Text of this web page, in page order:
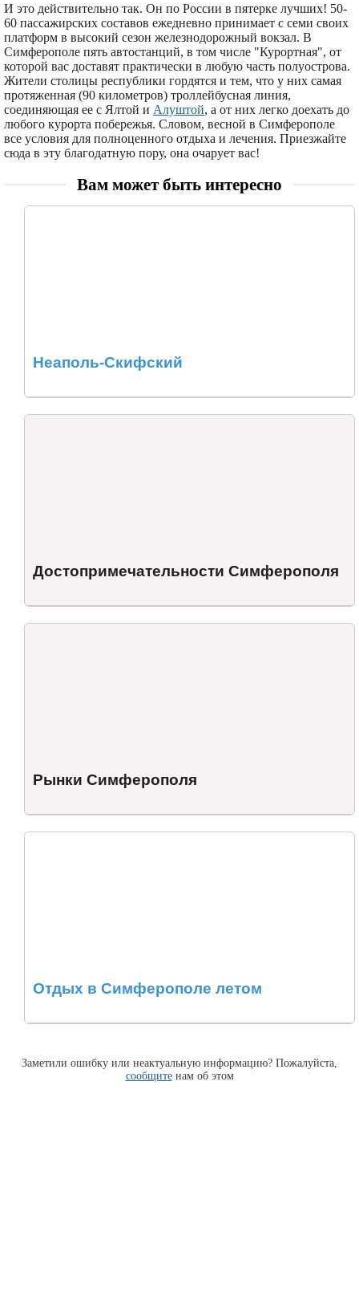
И это действительно так. Он по России в пятерке лучших! 50-
60 пассажирских составов ежедневно принимает с семи своих
платформ в высокий сезон железнодорожный вокзал. В
Симферополе пять автостанций, в том числе "Курортная", от
которой вас доставят практически в любую часть полуострова.
Жители столицы республики гордятся и тем, что у них самая
протяженная (90 километров) троллейбусная линия,
соединяющая ее с Ялтой и Алуштой, а от них легко доехать до
любого курорта побережья. Словом, весной в Симферополе
все условия для полноценного отдыха и лечения. Приезжайте
сюда в эту благодатную пору, она очарует вас!
Вам может быть интересно
Неаполь-Скифский
Достопримечательности Симферополя
Рынки Симферополя
Отдых в Симферополе летом
Заметили ошибку или неактуальную информацию? Пожалуйста,
сообщитенам об этом